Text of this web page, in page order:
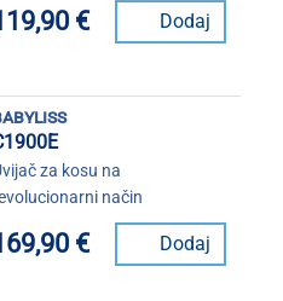
€ Dodaj
za kosu na
način
€ Dodaj